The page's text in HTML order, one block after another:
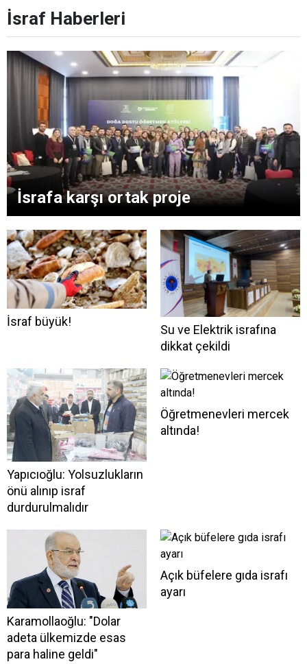
İsraf Haberleri
İsrafa karşı ortak proje
İsraf büyük!
Su ve Elektrik israfına
dikkat çekildi
Yapıcıoğlu: Yolsuzlukların
önü alınıp israf
durdurulmalıdır
Öğretmenevleri mercek
altında!
Karamollaoğlu: "Dolar
adeta ülkemizde esas
para haline geldi"
Açık büfelere gıda israfı
ayarı